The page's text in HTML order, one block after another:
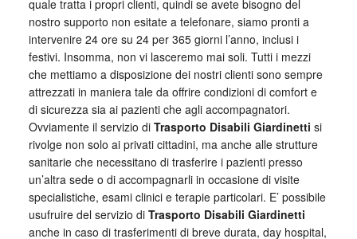
quale tratta i propri clienti, quindi se avete bisogno del
nostro supporto non esitate a telefonare, siamo pronti a
intervenire 24 ore su 24 per 365 giorni l’anno, inclusi i
festivi. Insomma, non vi lasceremo mai soli. Tutti i mezzi
che mettiamo a disposizione dei nostri clienti sono sempre
attrezzati in maniera tale da offrire condizioni di comfort e
di sicurezza sia ai pazienti che agli accompagnatori.
Ovviamente il servizio di Trasporto Disabili Giardinetti si
rivolge non solo ai privati cittadini, ma anche alle strutture
sanitarie che necessitano di trasferire i pazienti presso
un’altra sede o di accompagnarli in occasione di visite
specialistiche, esami clinici e terapie particolari. E’ possibile
usufruire del servizio di Trasporto Disabili Giardinetti
anche in caso di trasferimenti di breve durata, day hospital,